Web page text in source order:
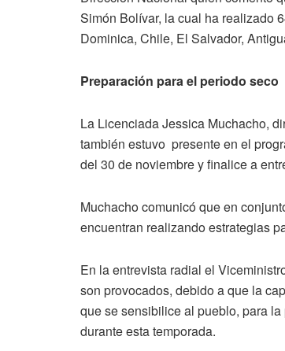
Simón Bolívar, la cual ha realizado
Dominica, Chile, El Salvador,
Preparación para el periodo seco
La Licenciada Jessica Muchacho,
también estuvo presente en el
del 30 de noviembre y finalice a
Muchacho comunicó que en
encuentran realizando estrategias
En la entrevista radial el
son provocados, debido a que la
que se sensibilice al pueblo, para
durante esta temporada.